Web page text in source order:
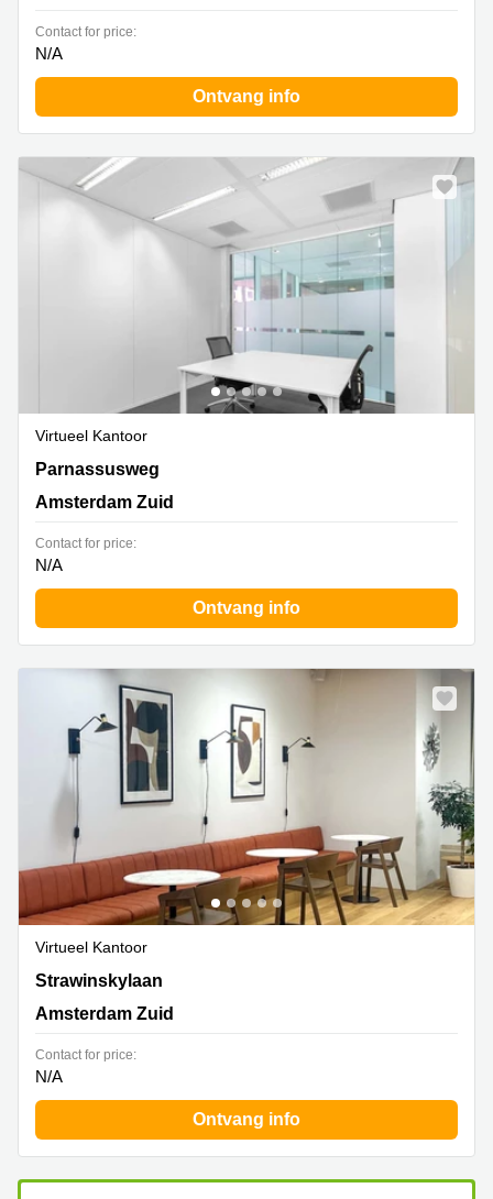
Contact for price:
N/A
Ontvang info
Virtueel Kantoor
Parnassusweg 819, Amsterdam Zuid
Parnassusweg
Amsterdam Zuid
Contact for price:
N/A
Ontvang info
Virtueel Kantoor
Strawinskylaan 6, Amsterdam Zuid
Strawinskylaan
Amsterdam Zuid
Contact for price:
N/A
Ontvang info